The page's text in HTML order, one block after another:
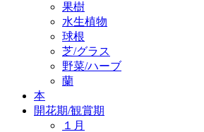
果樹
水生植物
球根
芝/グラス
野菜/ハーブ
蘭
本
開花期/観賞期
１月